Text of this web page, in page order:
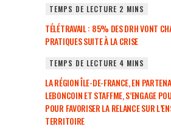
TÉLÉTRAVAIL : 85% DES DRH VONT
PRATIQUES SUITE À LA CRISE
LA RÉGION ÎLE-DE-FRANCE, EN
LEBONCOIN ET STAFFME, S’ENGAGE
POUR FAVORISER LA RELANCE SUR
TERRITOIRE